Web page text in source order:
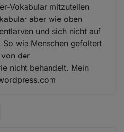
Vokabular mitzuteilen
aber wie oben
und sich nicht auf
So wie Menschen gefoltert
der
nicht behandelt. Mein